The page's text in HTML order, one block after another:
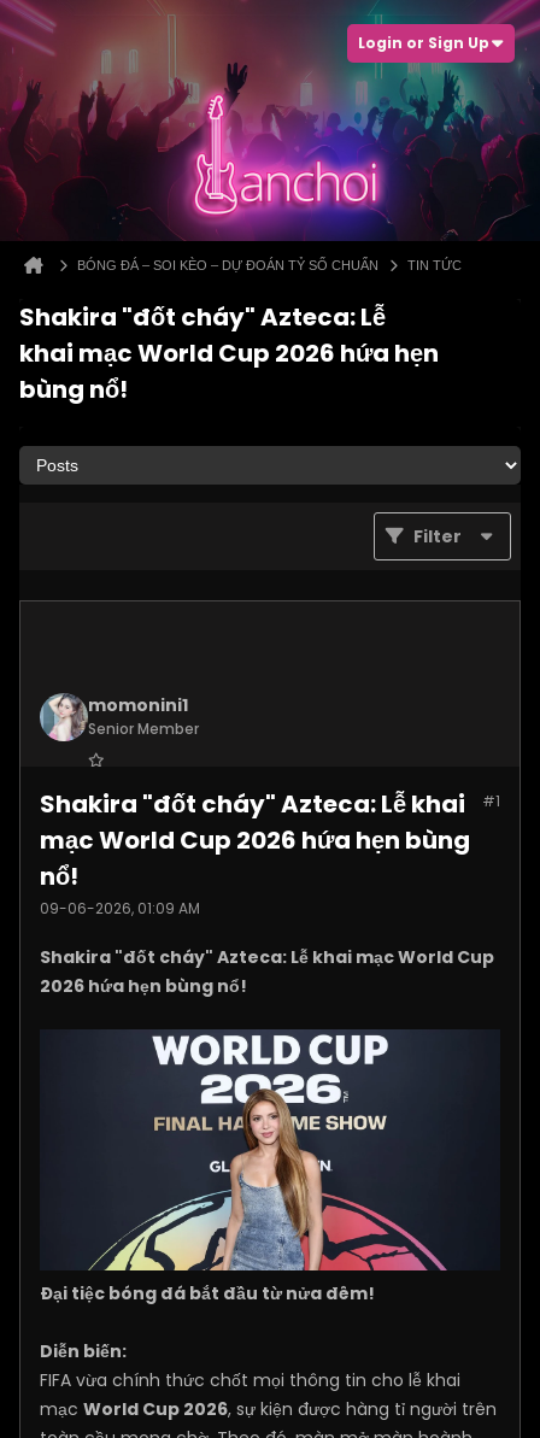
Login or Sign Up
BÓNG ĐÁ – SOI KÈO – DỰ ĐOÁN TỶ SỐ CHUẨN TIN TỨC
Shakira "đốt cháy" Azteca: Lễ
khai mạc World Cup 2026 hứa hẹn
bùng nổ!
Filter
momonini1
Senior Member
Posts:
5399 #1
Shakira "đốt cháy" Azteca: Lễ khai
mạc World Cup 2026 hứa hẹn bùng
nổ!
09-06-2026, 01:09 AM
Shakira "đốt cháy" Azteca: Lễ khai mạc World Cup
2026 hứa hẹn bùng nổ!
Đại tiệc bóng đá bắt đầu từ nửa đêm!
Diễn biến:
FIFA vừa chính thức chốt mọi thông tin cho lễ khai
mạc World Cup 2026, sự kiện được hàng tỉ người trên